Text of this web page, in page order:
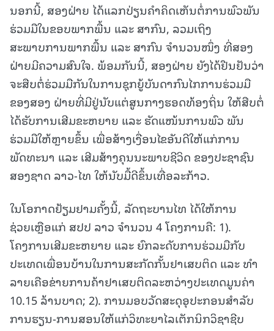
ນອກນີ້, ສອງຝ່າຍ ໄດ້ແລກປ່ຽນຄໍາຄິດເຫັນຕໍ່ການພົວພັນ
ຮ່ວມມືໃນຂອບພາກພື້ນ ແລະ ສາກົນ, ລວມເຖິງ
ສະພາບການພາກພື້ນ ແລະ ສາກົນ ຈໍານວນໜຶ່ງ ທີ່ສອງ
ຝ່າຍມີຄວາມສົນໃຈ. ພ້ອມກັນນີ້, ສອງຝ່າຍ ຍັງໄດ້ຢືນຢັນວ່າ
ຈະສືບຕໍ່ຮ່ວມມືກັນໃນການຊຸກຍູ້ບັນດາກົນໄກການຮ່ວມມື
ຂອງສອງ ຝ່າຍທີ່ມີຢູ່ນັບແຕ່ສູນກາງຮອດທ້ອງຖິ່ນ ໃຫ້ສືບຕໍ່
ໄດ້ຮັບການເສີມຂະຫຍາຍ ແລະ ຮັດແໜ້ນການພົວ ພັນ
ຮ່ວມມືໃຫ້ຫຼາຍຂຶ້ນ ເພື່ອສ້າງເງື່ອນໄຂອັນດີໃຫ້ແກ່ການ
ພັດທະນາ ແລະ ເສີມສ້າງຄຸນນະພາບຊີວິດ ຂອງປະຊາຊົນ
ສອງຊາດ ລາວ-ໄທ ໃຫ້ນັບມື້ດີຂຶ້ນເທື່ອລະກ້າວ.
ໃນໂອກາດຢ້ຽມຢາມຄັ້ງນີ້, ລັດຖະບານໄທ ໄດ້ໃຫ້ການ
ຊ່ວຍເຫຼືອແກ່ ສປປ ລາວ ຈໍານວນ 4 ໂຄງການຄື: 1).
ໂຄງການເສີມຂະຫຍາຍ ແລະ ຍົກລະດັບການຮ່ວມມືກັບ
ປະເທດເພື່ອນບ້ານໃນການສະກັດກັ້ນຢາເສບຕິດ ແລະ ທໍາ
ລາຍເຄືອຂ່າຍການຄ້າຢາເສບຕິດລະຫວ່າງປະເທດມູນຄ່າ
10.15 ລ້ານບາດ; 2). ການມອບວັດສະດຸອຸປະກອນສໍາລັບ
ການຮຽນ-ການສອນໃຫ້ແກ່ວິທະຍາໄລເຕັກນິກວິຊາຊີບ